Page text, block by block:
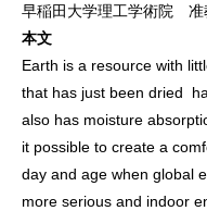
早稲田大学理工学術院 准
本文
Earth is a resource with
that has just been dried
also has moisture
it possible to create a
day and age when global
more serious and indoor